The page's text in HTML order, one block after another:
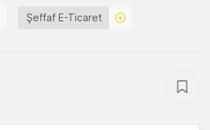
Şeffaf E-Ticaret